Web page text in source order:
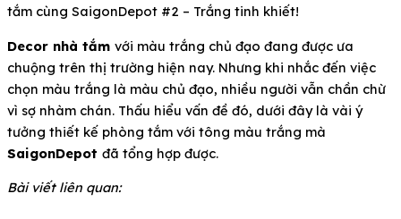
tắm cùng SaigonDepot #2 – Trắng tinh khiết!
Decor nhà tắm với màu trắng chủ đạo đang được ưa
chuộng trên thị trường hiện nay. Nhưng khi nhắc đến việc
chọn màu trắng là màu chủ đạo, nhiều người vẫn chần chừ
vì sợ nhàm chán. Thấu hiểu vấn đề đó, dưới đây là vài ý
tưởng thiết kế phòng tắm với tông màu trắng mà
SaigonDepot đã tổng hợp được.
Bài viết liên quan: